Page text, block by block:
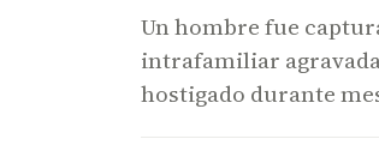
Un hombre fue
intrafamiliar
hostigado durante